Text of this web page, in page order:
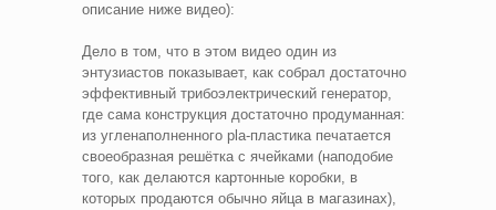
описание ниже видео):
Дело в том, что в этом видео один из
энтузиастов показывает, как собрал достаточно
эффективный трибоэлектрический генератор,
где сама конструкция достаточно продуманная:
из угленаполненного pla-пластика печатается
своеобразная решётка с ячейками (наподобие
того, как делаются картонные коробки, в
которых продаются обычно яйца в магазинах),